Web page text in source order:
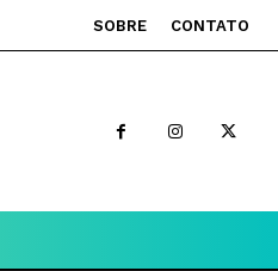
SOBRE CONTATO